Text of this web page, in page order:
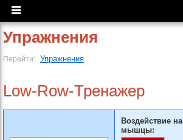
Упражнения
Перейти: Упражнения
Low-Row-Тренажер
Воздействие на
мышцы: